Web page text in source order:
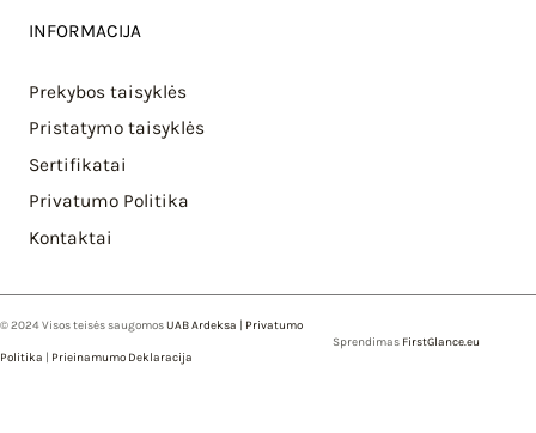
INFORMACIJA
Prekybos taisyklės
Pristatymo taisyklės
Sertifikatai
Privatumo Politika
Kontaktai
© 2024 Visos teisės saugomosUAB Ardeksa | Privatumo
Politika | Prieinamumo Deklaracija
Sprendimas FirstGlance.eu